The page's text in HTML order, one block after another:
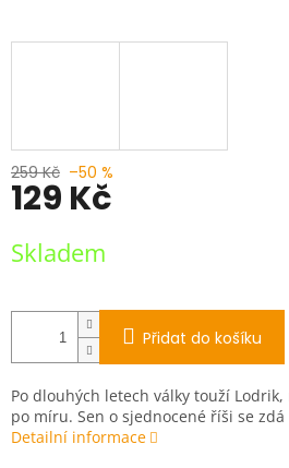
259 Kč –50 %
129 Kč
cena:
Skladem
Přidat do košíku
Po dlouhých letech války touží
po míru. Sen o sjednocené říši se
Detailní informace